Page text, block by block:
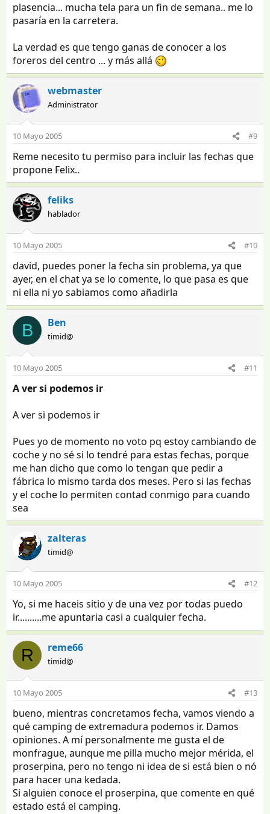
plasencia... mucha tela para un fin de semana.. me lo
pasaría en la carretera.
La verdad es que tengo ganas de conocer a los
foreros del centro ... y más allá
webmaster
Administrator
10 Mayo 2005 #9
Reme necesito tu permiso para incluir las fechas que
propone Felix..
feliks
hablador
10 Mayo 2005 #10
david, puedes poner la fecha sin problema, ya que
ayer, en el chat ya se lo comente, lo que pasa es que
ni ella ni yo sabiamos como añadirla
B Ben
timid@
10 Mayo 2005 #11
A ver si podemos ir
A ver si podemos ir
Pues yo de momento no voto pq estoy cambiando de
coche y no sé si lo tendré para estas fechas, porque
me han dicho que como lo tengan que pedir a
fábrica lo mismo tarda dos meses. Pero si las fechas
y el coche lo permiten contad conmigo para cuando
sea
zalteras
timid@
10 Mayo 2005 #12
Yo, si me haceis sitio y de una vez por todas puedo
ir..........me apuntaria casi a cualquier fecha.
R reme66
timid@
10 Mayo 2005 #13
bueno, mientras concretamos fecha, vamos viendo a
qué camping de extremadura podemos ir. Damos
opiniones. A mí personalmente me gusta el de
monfrague, aunque me pilla mucho mejor mérida, el
proserpina, pero no tengo ni idea de si está bien o nó
para hacer una kedada.
Si alguien conoce el proserpina, que comente en qué
estado está el camping.